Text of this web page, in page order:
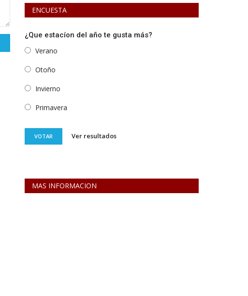
ENCUESTA
¿Que estacíon del año te gusta más?
Verano
Otoño
Invierno
Primavera
VOTAR Ver resultados
MAS INFORMACION